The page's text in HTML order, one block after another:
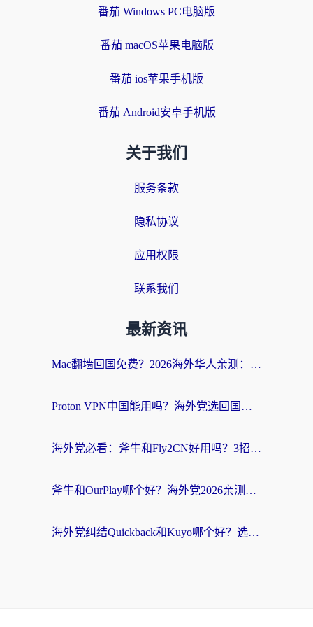
番茄 Windows PC电脑版
番茄 macOS苹果电脑版
番茄 ios苹果手机版
番茄 Android安卓手机版
关于我们
服务条款
隐私协议
应用权限
联系我们
最新资讯
Mac翻墙回国免费？2026海外华人亲测：从CCTV5直播到国内APP，这样选加速器才靠谱
Proton VPN中国能用吗？海外党选回国加速器的避坑指南（附番茄加速器实测）
海外党必看：斧牛和Fly2CN好用吗？3招教你选对回国加速器（附免费试用攻略）
斧牛和OurPlay哪个好？海外党2026亲测：选对加速器，国内资源秒加载
海外党纠结Quickback和Kuyo哪个好？选对回国加速器才能无缝刷国内资源